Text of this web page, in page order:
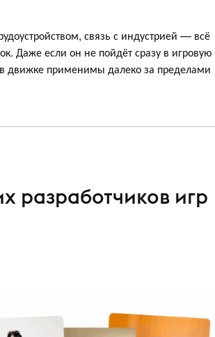
связь с индустрией — всё
Даже если он не пойдёт сразу в игровую
движке применимы далеко за пределами
разработчиков игр